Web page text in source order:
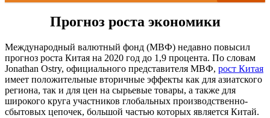
Прогноз роста экономики
Международный валютный фонд (МВФ) недавно повысил
прогноз роста Китая на 2020 год до 1,9 процента. По словам
Jonathan Ostry, официального представителя МВФ, рост Китая
имеет положительные вторичные эффекты как для азиатского
региона, так и для цен на сырьевые товары, а также для
широкого круга участников глобальных производственно-
сбытовых цепочек, большой частью которых является Китай.